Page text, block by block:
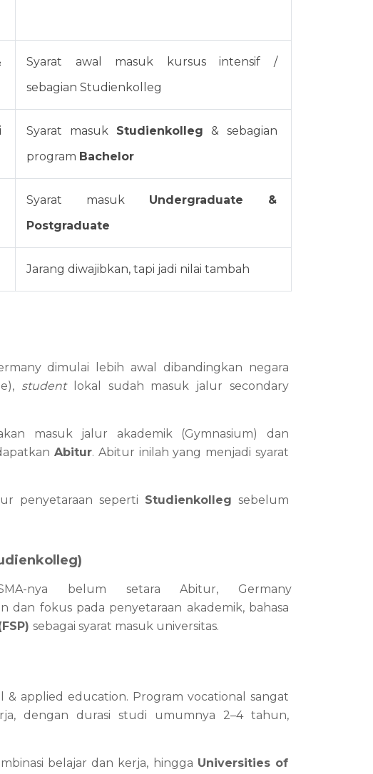
Syarat awal masuk kursus intensif /
sebagian Studienkolleg
Syarat masuk Studienkolleg & sebagian
program Bachelor
Syarat masuk Undergraduate &
Postgraduate
Jarang diwajibkan, tapi jadi nilai tambah
dimulai lebih awal dibandingkan negara
student
lokal sudah masuk jalur secondary
masuk jalur akademik (Gymnasium) dan
Abitur. Abitur inilah yang menjadi syarat
penyetaraan seperti Studienkolleg sebelum
nya belum setara Abitur, Germany
dan fokus pada penyetaraan akademik, bahasa
sebagai syarat masuk universitas.
applied education. Program vocational sangat
dengan durasi studi umumnya 2–4 tahun,
belajar dan kerja, hingga Universities of